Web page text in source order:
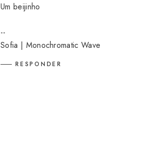
Um beijinho
--
Sofia | Monochromatic Wave
RESPONDER